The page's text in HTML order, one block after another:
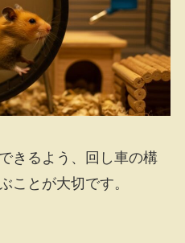
きるよう、回し車の構
ことが大切です。